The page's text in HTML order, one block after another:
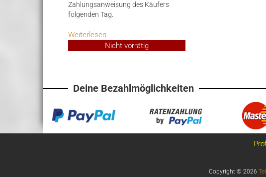
Zahlungsanweisung des Käufers
folgenden Tag.
Weiterlesen
Nicht vorrätig
Deine Bezahlmöglichkeiten
Copyright © 2026